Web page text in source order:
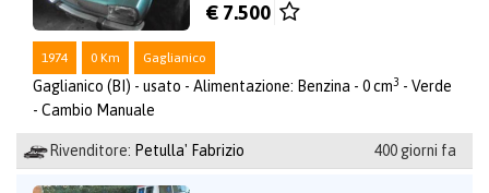
€ 7.500
1974 0 Km Gaglianico
Gaglianico (BI) - usato - Alimentazione: Benzina - 0 cm3 - Verde
- Cambio Manuale
Rivenditore: Petulla' Fabrizio 400 giorni fa